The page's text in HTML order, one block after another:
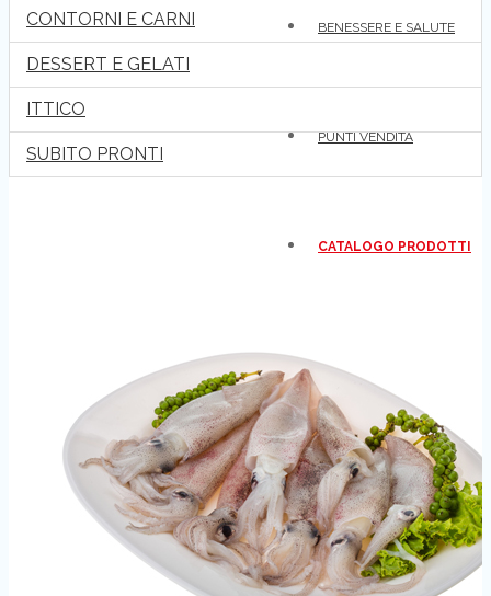
BENESSERE E SALUTE
PUNTI VENDITA
CATALOGO PRODOTTI
CONTORNI E CARNI
DESSERT E GELATI
ITTICO
SUBITO PRONTI